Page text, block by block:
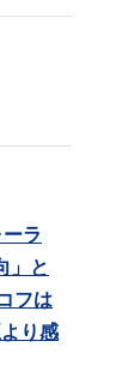
ラ
」と
フは
り感